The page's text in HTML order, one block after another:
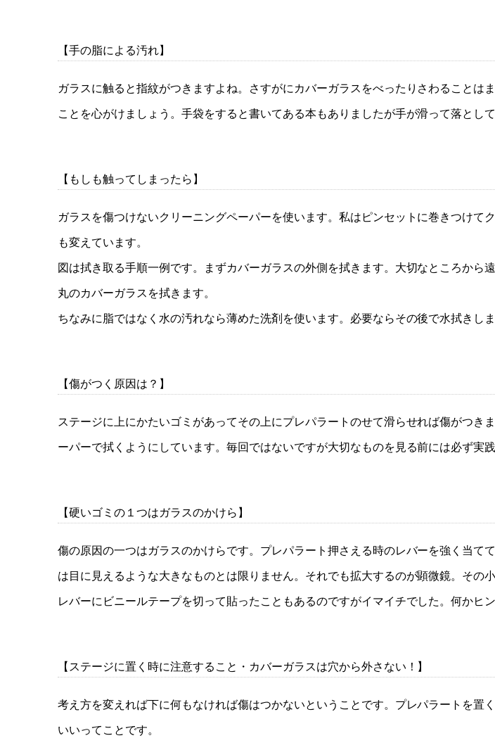
【手の脂による汚れ】
ガラスに触ると指紋がつきますよね。さすがにカバーガラスをべったりさわること
ことを心がけましょう。手袋をすると書いてある本もありましたが手が滑って落とし
【もしも触ってしまったら】
ガラスを傷つけないクリーニングペーパーを使います。私はピンセットに巻きつけ
も変えています。
図は拭き取る手順一例です。まずカバーガラスの外側を拭きます。大切なところか
丸のカバーガラスを拭きます。
ちなみに脂ではなく水の汚れなら薄めた洗剤を使います。必要ならその後で水拭きしま
【傷がつく原因は？】
ステージに上にかたいゴミがあってその上にプレパラートのせて滑らせれば傷がつ
ーパーで拭くようにしています。毎回ではないですが大切なものを見る前には必ず実践
【硬いゴミの１つはガラスのかけら】
傷の原因の一つはガラスのかけらです。プレパラート押さえる時のレバーを強く当
は目に見えるような大きなものとは限りません。それでも拡大するのが顕微鏡。その
レバーにビニールテープを切って貼ったこともあるのですがイマイチでした。何かヒ
【ステージに置く時に注意すること・カバーガラスは穴から外さない！】
考え方を変えれば下に何もなければ傷はつかないということです。プレパラートを
いいってことです。